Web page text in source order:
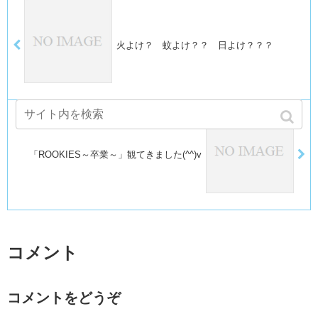
火よけ？ 蚊よけ？？ 日よけ？？？
「ROOKIES～卒業～」観てきました(^^)v
コメント
コメントをどうぞ